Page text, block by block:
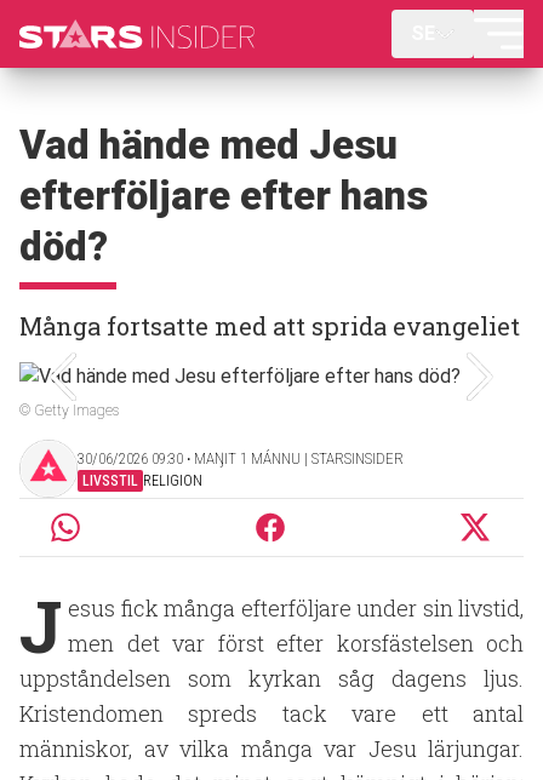
Vad hände med Jesu
efterföljare efter hans
död?
Många fortsatte med att sprida evangeliet
© Getty Images
30/06/2026 09:30 ‧ MAŊIT 1 MÁNNU | STARSINSIDER
LIVSSTIL RELIGION
J esus fick många efterföljare under sin livstid,
men det var först efter korsfästelsen och
uppståndelsen som kyrkan såg dagens ljus.
Kristendomen spreds tack vare ett antal
människor, av vilka många var Jesu lärjungar.